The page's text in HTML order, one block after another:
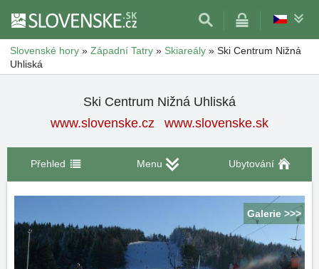
Slovenské hory » Západní Tatry » Skiareály » Ski Centrum Nižná
Uhliská
Ski Centrum Nižná Uhliská
www.slovenske.cz
www.slovenske.sk
Přehled Menu Ubytování
Galerie >>>